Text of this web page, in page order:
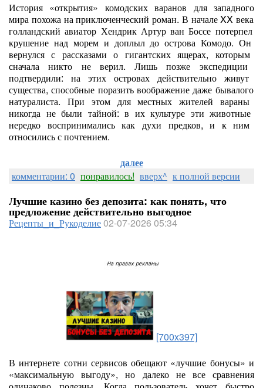
История «открытия» комодскихваранов длязападного
мира похожанаприключенческий роман. В началеXX века
голландский авиатор ХендрикАртурван Боссе потерпел
крушение надмореми доплылдо острова Комодо. Он
вернулся с рассказами о гигантскихящерах, которым
сначала никто неверил. Лишь позже экспедиции
подтвердили: на этих островах действительно живут
существа, способные поразитьвоображение даже бывалого
натуралиста. При этомдляместных жителей вараны
никогда небыли тайной: в ихкультуре эти животные
нередко воспринималиськак духи предков, и кним
относилисьспочтением.
далее
комментарии: 0 понравилось! вверх^ к полной версии
Лучшие казино без депозита: как понять, что
предложение действительно выгодное
Рецепты_и_Рукоделие02-07-2026 05:34
[700x397]
В интернете сотни сервисов обещают «лучшие бонусы» и
«максимальную выгоду», но далеко не все сравнения